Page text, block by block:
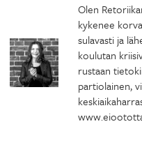
Olen
kykenee
sulavasti ja
koulutan
rustaan
partiolainen,